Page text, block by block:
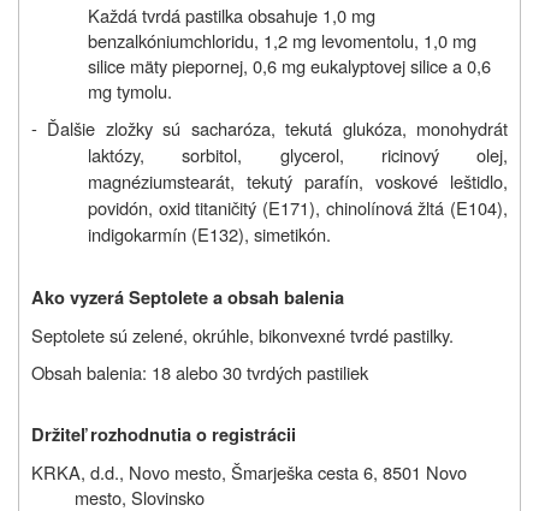
Každá tvrdá pastilka obsahuje 1,0 mg
benzalkóniumchloridu, 1,2 mg levomentolu, 1,0 mg
silice mäty piepornej, 0,6 mg eukalyptovej silice a 0,6
mg tymolu.
- Ďalšie zložky sú sacharóza, tekutá glukóza, monohydrát
laktózy, sorbitol, glycerol, ricinový olej,
magnéziumstearát, tekutý parafín, voskové leštidlo,
povidón, oxid titaničitý (E171), chinolínová žltá (E104),
indigokarmín (E132), simetikón.
Ako vyzerá Septolete a obsah balenia
Septolete sú zelené, okrúhle, bikonvexné tvrdé pastilky.
Obsah balenia: 18 alebo 30 tvrdých pastiliek
Držiteľ rozhodnutia o registrácii
KRKA, d.d., Novo mesto, Šmarješka cesta 6, 8501 Novo
mesto, Slovinsko